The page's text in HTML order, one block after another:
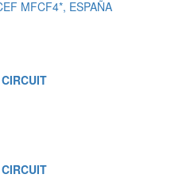
MFCF4*, ESPAÑA